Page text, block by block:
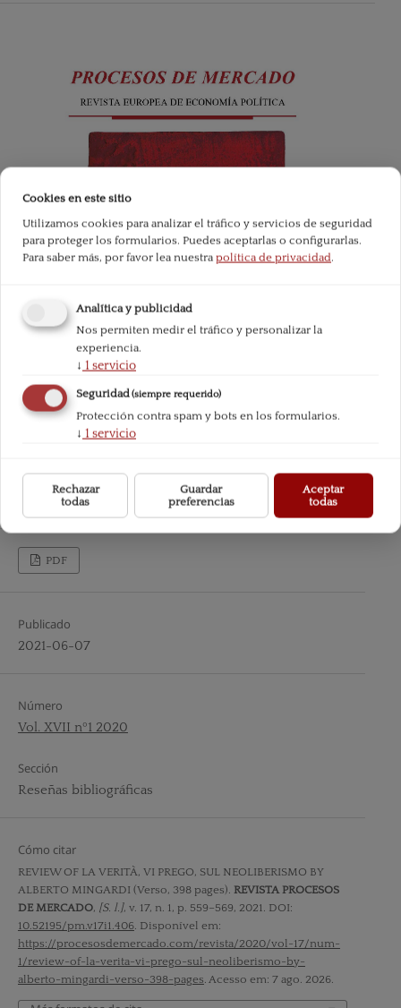
PDF
Publicado
2021-06-07
Número
Vol. XVII nº1 2020
Sección
Reseñas bibliográficas
Cómo citar
REVIEW OF LA VERITÀ, VI PREGO, SUL NEOLIBERISMO BY
ALBERTO MINGARDI (Verso, 398 pages). REVISTA PROCESOS
DE MERCADO, [S. l.], v. 17, n. 1, p. 559–569, 2021. DOI:
10.52195/pm.v17i1.406. Disponível em:
https://procesosdemercado.com/revista/2020/vol-17/num-
1/review-of-la-verita-vi-prego-sul-neoliberismo-by-
alberto-mingardi-verso-398-pages. Acesso em: 7 ago. 2026.
Cookies en este sitio
Utilizamos cookies para analizar el tráfico y servicios de seguridad
para proteger los formularios. Puedes aceptarlas o configurarlas.
Para saber más, por favor lea nuestra política de privacidad.
Analítica y publicidad
Nos permiten medir el tráfico y personalizar la
experiencia.
↓ 1servicio
Seguridad(siempre requerido)
Protección contra spam y bots en los formularios.
↓ 1servicio
Rechazar
todas
Guardar
preferencias
Aceptar
todas